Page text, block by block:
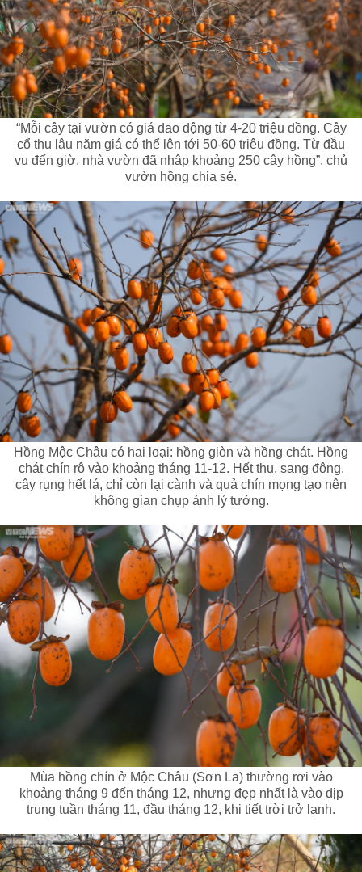
“Mỗi cây tại vườn có giá dao động từ 4-20 triệu đồng. Cây
cổ thụ lâu năm giá có thể lên tới 50-60 triệu đồng. Từ đầu
vụ đến giờ, nhà vườn đã nhập khoảng 250 cây hồng”, chủ
vườn hồng chia sẻ.
Hồng Mộc Châu có hai loại: hồng giòn và hồng chát. Hồng
chát chín rộ vào khoảng tháng 11-12. Hết thu, sang đông,
cây rụng hết lá, chỉ còn lại cành và quả chín mọng tạo nên
không gian chụp ảnh lý tưởng.
Mùa hồng chín ở Mộc Châu (Sơn La) thường rơi vào
khoảng tháng 9 đến tháng 12, nhưng đẹp nhất là vào dịp
trung tuần tháng 11, đầu tháng 12, khi tiết trời trở lạnh.